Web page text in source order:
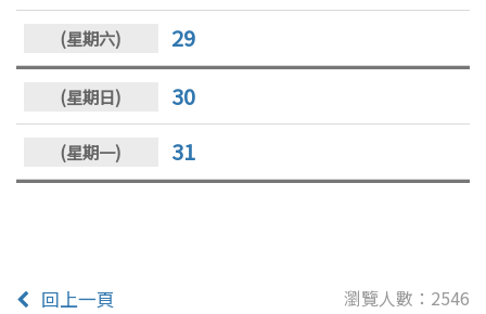
29
30
31
回上一頁 瀏覽人數：2546